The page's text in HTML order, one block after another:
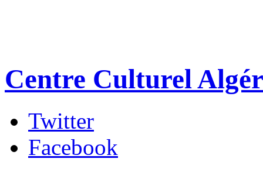
Centre Culturel
Twitter
Facebook